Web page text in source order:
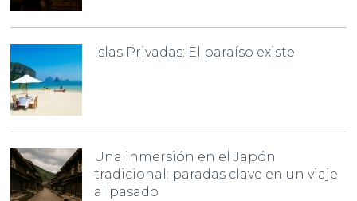
Islas Privadas: El paraíso existe
Una inmersión en el Japón
tradicional: paradas clave en un viaje
al pasado